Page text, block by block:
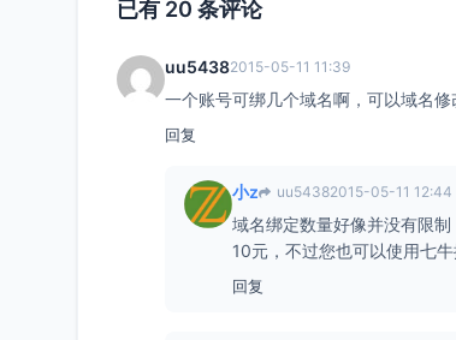
已有 20 条评论
uu54382015-05-11 11:39
一个账号可绑几个域名啊，可以域名修
回复
小z uu54382015-05-11 12:44
域名绑定数量好像并没有限
10元，不过您也可以使用七
回复